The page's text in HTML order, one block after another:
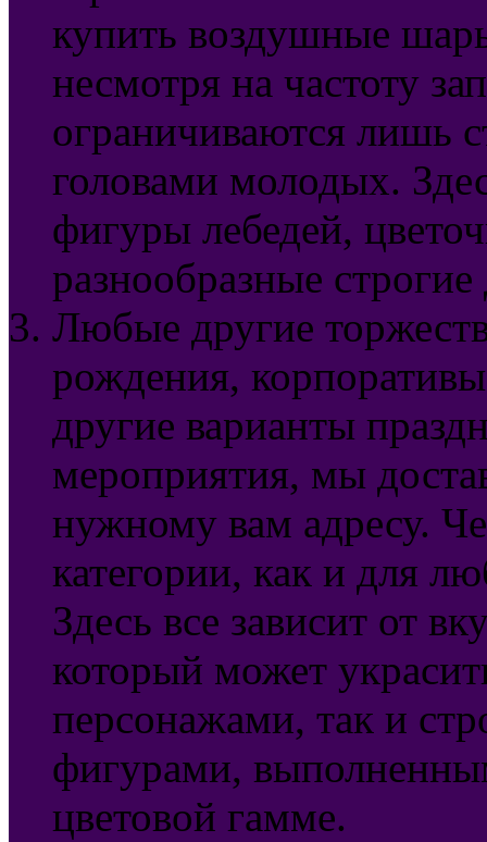
купить воздушные
несмотря на частоту
ограничиваются лишь
головами молодых.
фигуры лебедей,
разнообразные
Любые другие
рождения,
другие варианты
мероприятия, мы
нужному вам адресу.
категории, как и для
Здесь все зависит от
который может
персонажами, так и
фигурами,
цветовой гамме.